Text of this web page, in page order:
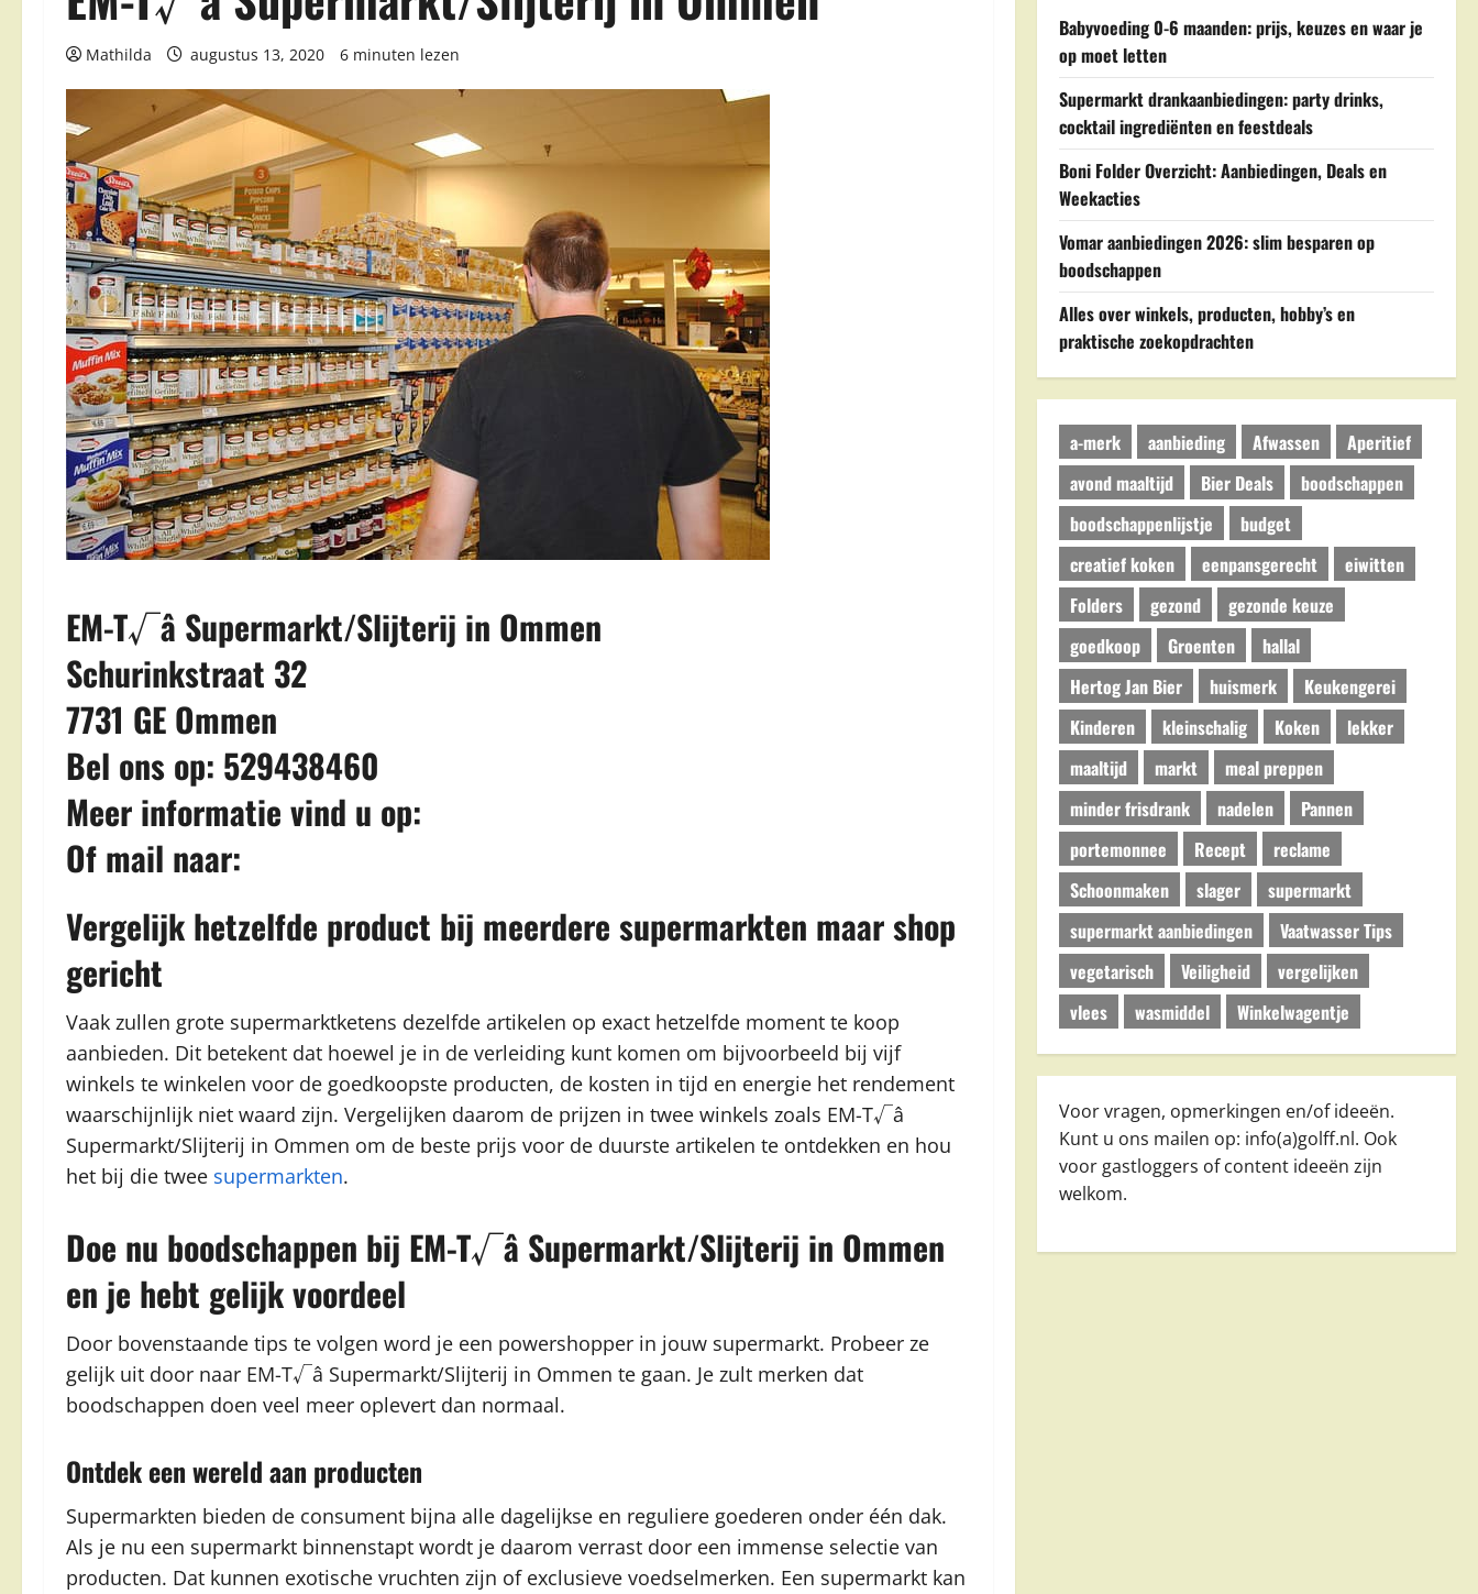
Mathilda augustus 13, 2020 6 minuten lezen
EM-T√â Supermarkt/Slijterij in Ommen
Schurinkstraat 32
7731 GE Ommen
Bel ons op: 529438460
Meer informatie vind u op:
Of mail naar:
Vergelijk hetzelfde product bij meerdere supermarkten maar shop
gericht
Vaak zullen grote supermarktketens dezelfde artikelen op exact hetzelfde moment te koop
aanbieden. Dit betekent dat hoewel je in de verleiding kunt komen om bijvoorbeeld bij vijf
winkels te winkelen voor de goedkoopste producten, de kosten in tijd en energie het rendement
waarschijnlijk niet waard zijn. Vergelijken daarom de prijzen in twee winkels zoals EM-T√â
Supermarkt/Slijterij in Ommen om de beste prijs voor de duurste artikelen te ontdekken en hou
het bij die twee supermarkten.
Doe nu boodschappen bij EM-T√â Supermarkt/Slijterij in Ommen
en je hebt gelijk voordeel
Door bovenstaande tips te volgen word je een powershopper in jouw supermarkt. Probeer ze
gelijk uit door naar EM-T√â Supermarkt/Slijterij in Ommen te gaan. Je zult merken dat
boodschappen doen veel meer oplevert dan normaal.
Ontdek een wereld aan producten
Supermarkten bieden de consument bijna alle dagelijkse en reguliere goederen onder één dak.
Als je nu een supermarkt binnenstapt wordt je daarom verrast door een immense selectie van
producten. Dat kunnen exotische vruchten zijn of exclusieve voedselmerken. Een supermarkt kan
Babyvoeding 0-6 maanden: prijs, keuzes en waar je
op moet letten
Supermarkt drankaanbiedingen: party drinks,
cocktail ingrediënten en feestdeals
Boni Folder Overzicht: Aanbiedingen, Deals en
Weekacties
Vomar aanbiedingen 2026: slim besparen op
boodschappen
Alles over winkels, producten, hobby’s en
praktische zoekopdrachten
a-merk aanbieding Afwassen
Aperitief
avond maaltijd
Bier Deals
boodschappen
boodschappenlijstje
budget
creatief koken
eenpansgerecht
eiwitten
Folders
gezond
gezonde keuze
goedkoop
Groenten
hallal
Hertog Jan Bier
huismerk
Keukengerei
Kinderen
kleinschalig Koken
lekker
maaltijd
markt
meal preppen
minder frisdrank
nadelen
Pannen
portemonnee
Recept
reclame
Schoonmaken
slager
supermarkt
supermarkt aanbiedingen
Vaatwasser Tips
vegetarisch
Veiligheid
vergelijken
vlees
wasmiddel Winkelwagentje
Voor vragen, opmerkingen en/of ideeën.
Kunt u ons mailen op: info(a)golff.nl. Ook
voor gastloggers of content ideeën zijn
welkom.